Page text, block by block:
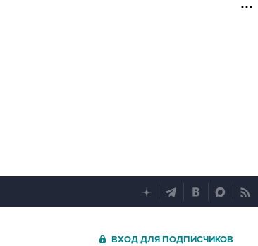
ВХОД ДЛЯ ПОДПИСЧИКОВ